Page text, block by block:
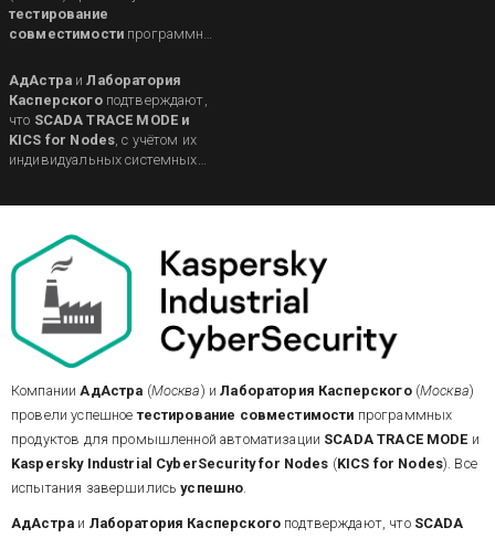
тестирование
совместимости программных
автоматизации SCADA TRACE
MODEи Kaspersky Industrial
CyberSecurity for Nodes (
for Nodes ).
АдАстра иЛаборатория
Касперского подтверждают,
что SCADA TRACE MODE и
KICS for Nodes, с учётом их
индивидуальных системных
КомпанииАдАстра (Москва) иЛаборатория Касперского (Москва)
провели успешноетестирование совместимости программных
продуктов для промышленной автоматизации SCADA TRACE MODE и
Kaspersky Industrial CyberSecurity for Nodes (KICS for Nodes). Все
испытания завершилисьуспешно.
АдАстра и Лаборатория Касперского подтверждают, что SCADA